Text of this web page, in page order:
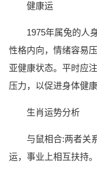
健康运
1975年属兔的人
性格内向，情绪容易
亚健康状态。平时应
压力，以促进身体健康
生肖运势分析
与鼠相合:两者关
运，事业上相互扶持。